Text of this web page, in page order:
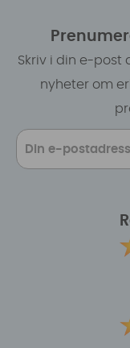
Skriv i din e-post
nyheter om